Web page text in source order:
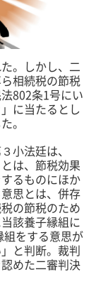
。しかし、二
相続税の節税
802条1号にい
に当たるとし
。
小法廷は、
は、節税効果
るものにほか
思とは、併存
の節税のため
該養子縁組に
をする意思が
と判断。裁判
めた二審判決